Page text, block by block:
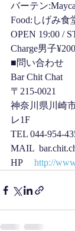
バーテン:Mayca
Food:しげみ食
OPEN 19:00 /
Charge男子
■問い合わせ
Bar Chit Chat
〒215-0021
神奈川県川崎
レ1F
TEL 044-954-
MAIL
HP http://